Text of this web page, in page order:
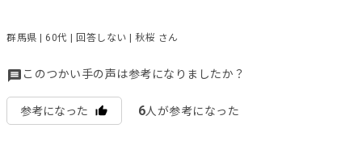
群馬県 | 60代 | 回答しない | 秋桜 さん
このつかい手の声は参考になりましたか？
参考になった 6人が参考になった